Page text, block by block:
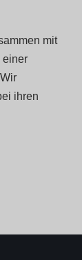
mit
einer
ihren